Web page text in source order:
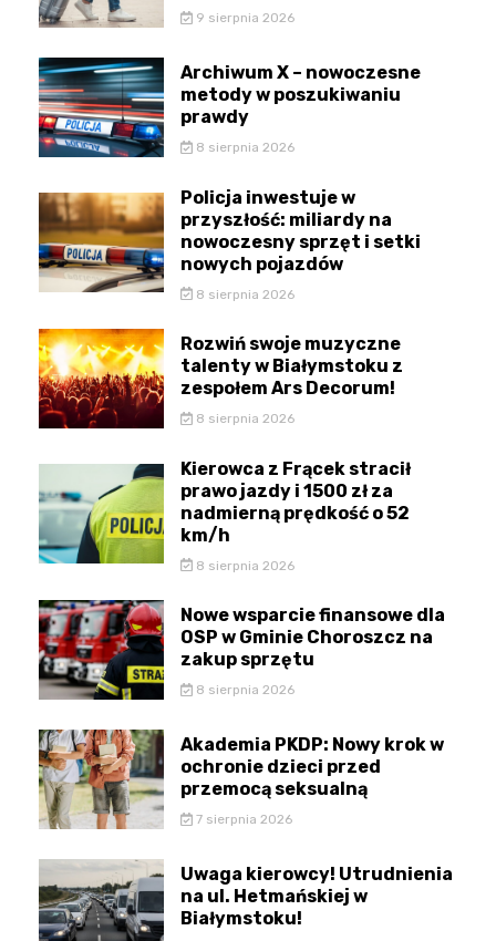
9 sierpnia 2026
Archiwum X – nowoczesne
metody w poszukiwaniu
prawdy
8 sierpnia 2026
Policja inwestuje w
przyszłość: miliardy na
nowoczesny sprzęt i setki
nowych pojazdów
8 sierpnia 2026
Rozwiń swoje muzyczne
talenty w Białymstoku z
zespołem Ars Decorum!
8 sierpnia 2026
Kierowca z Frącek stracił
prawo jazdy i 1500 zł za
nadmierną prędkość o 52
km/h
8 sierpnia 2026
Nowe wsparcie finansowe dla
OSP w Gminie Choroszcz na
zakup sprzętu
8 sierpnia 2026
Akademia PKDP: Nowy krok w
ochronie dzieci przed
przemocą seksualną
7 sierpnia 2026
Uwaga kierowcy! Utrudnienia
na ul. Hetmańskiej w
Białymstoku!